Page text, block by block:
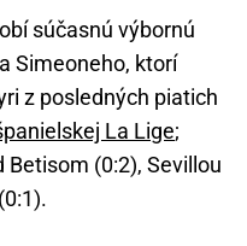
súčasnú výbornú
Simeoneho, ktorí
z posledných piatich
La Lige;
(0:2), Sevillou